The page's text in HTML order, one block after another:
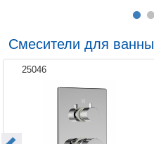
Смесители для ванны
25046